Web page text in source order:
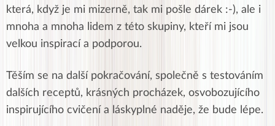
která, když je mi mizerně, tak mi pošle dárek :-), ale i
mnoha a mnoha lidem z této skupiny, kteří mi jsou
velkou inspirací a podporou.
Těším se na další pokračování, společně s testováním
dalších receptů, krásných procházek, osvobozujícího
inspirujícího cvičení a láskyplné naděje, že bude lépe.